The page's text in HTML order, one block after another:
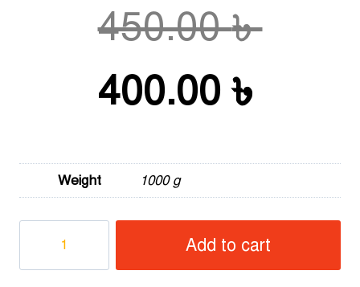
450.00৳
was:
400.00৳
price
is:
Weight 1000 g
গুড়
Add to cart